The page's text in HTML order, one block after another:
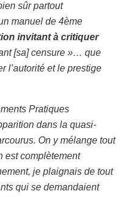
sûr partout
manuel de 4ème
invitant à critiquer
[sa] censure »… que
l’autorité et le prestige
Pratiques
dans la quasi-
On y mélange tout
est complètement
je plaignais de tout
qui se demandaient